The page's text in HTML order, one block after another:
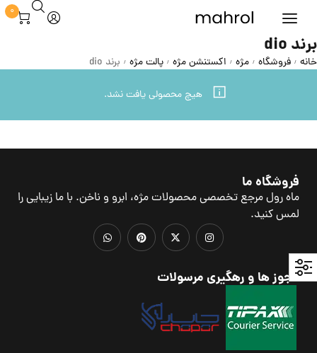
0
برند dio
خانه / فروشگاه / مژه / اکستنشن مژه / پالت مژه / برند dio
هیچ محصولی یافت نشد.
فروشگاه ما
ماه رول مرجع تخصصی محصولات مژه، ابرو و ناخن. با ما زیبایی را
لمس کنید.
مجوز ها و رهگیری مرسولات